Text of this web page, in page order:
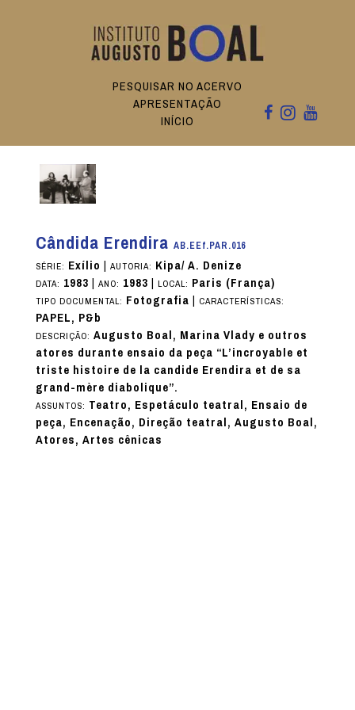
PESQUISAR NO ACERVO
APRESENTAÇÃO
INÍCIO
Cândida Erendira AB.EEf.PAR.016
SÉRIE: Exílio | AUTORIA: Kipa/ A. Denize
DATA: 1983| ANO: 1983| LOCAL: Paris (França)
TIPO DOCUMENTAL: Fotografia| CARACTERÍSTICAS:
PAPEL, P&b
DESCRIÇÃO: Augusto Boal, Marina Vlady e outros
atores durante ensaio da peça “L’incroyable et
triste histoire de la candide Erendira et de sa
grand-mère diabolique”.
ASSUNTOS: Teatro, Espetáculo teatral, Ensaio de
peça, Encenação, Direção teatral, Augusto Boal,
Atores, Artes cênicas